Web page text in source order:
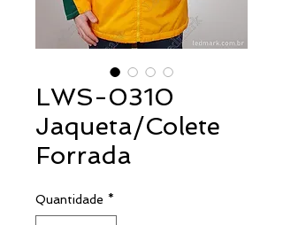
LWS-0310
Jaqueta/Colete
Forrada
Quantidade *